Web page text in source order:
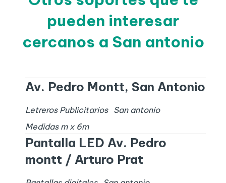
pueden interesar
cercanos a San antonio
Av. Pedro Montt, San Antonio
Letreros Publicitarios
San antonio
Medidas m x 6m
Pantalla LED Av. Pedro
montt / Arturo Prat